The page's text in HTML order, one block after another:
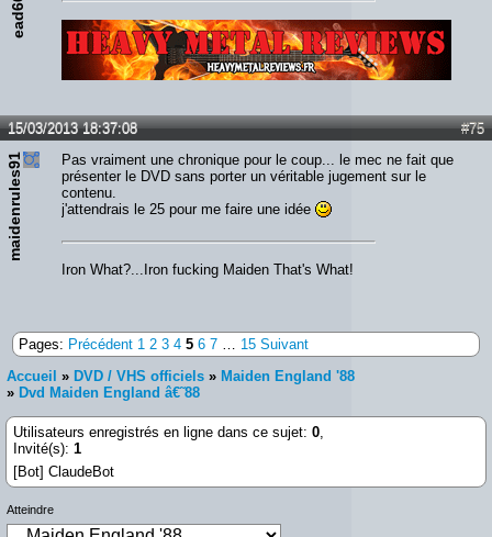
ead666
#75
15/03/2013 18:37:08
maidenrules91
Pas vraiment une chronique pour le coup... le mec ne fait que
présenter le DVD sans porter un véritable jugement sur le
contenu.
j'attendrais le 25 pour me faire une idée
Iron What?...Iron fucking Maiden That's What!
Pages: Précédent 1 2 3 4 5 6 7 15 Suivant
Accueil » DVD / VHS officiels » Maiden England '88
» Dvd Maiden England â€˜88
Utilisateurs enregistrés en ligne dans ce sujet: 0
Invité(s): 1
[Bot] ClaudeBot
Atteindre